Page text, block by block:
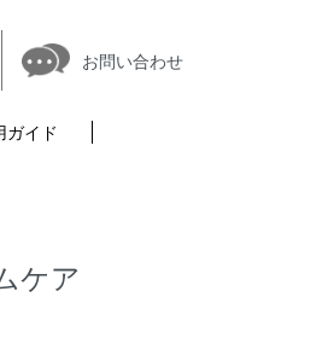
お問い合わせ
ガイド
ケア